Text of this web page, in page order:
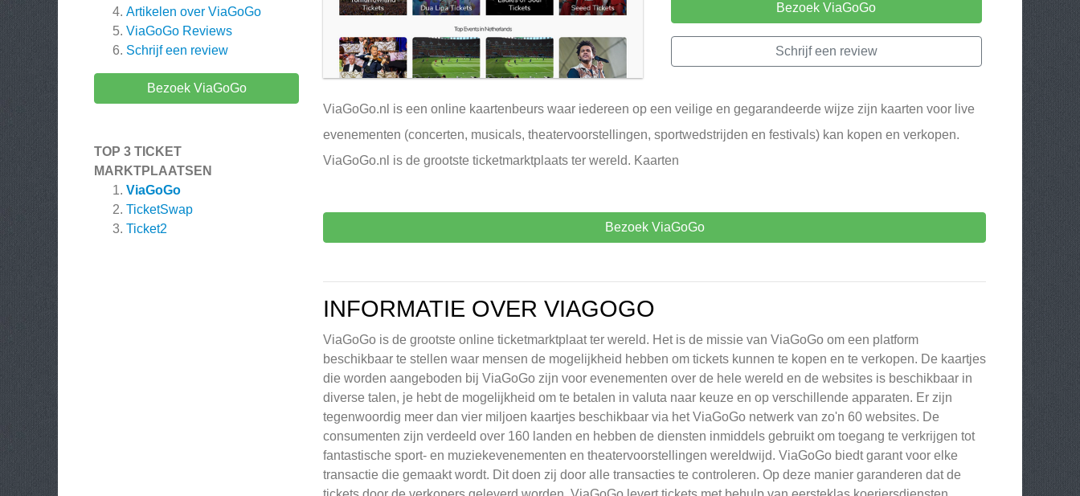
Artikelen over ViaGoGo
ViaGoGo Reviews
Schrijf een review
Bezoek ViaGoGo
TOP 3 TICKET
MARKTPLAATSEN
ViaGoGo
TicketSwap
Ticket2
Bezoek ViaGoGo
Schrijf een review
ViaGoGo.nl is een online kaartenbeurs waar iedereen op een veilige en gegarandeerde wijze zijn kaarten voor live
evenementen (concerten, musicals, theatervoorstellingen, sportwedstrijden en festivals) kan kopen en verkopen.
ViaGoGo.nl is de grootste ticketmarktplaats ter wereld. Kaarten
Bezoek ViaGoGo
INFORMATIE OVER VIAGOGO
ViaGoGo is de grootste online ticketmarktplaat ter wereld. Het is de missie van ViaGoGo om een platform
beschikbaar te stellen waar mensen de mogelijkheid hebben om tickets kunnen te kopen en te verkopen. De kaartjes
die worden aangeboden bij ViaGoGo zijn voor evenementen over de hele wereld en de websites is beschikbaar in
diverse talen, je hebt de mogelijkheid om te betalen in valuta naar keuze en op verschillende apparaten. Er zijn
tegenwoordig meer dan vier miljoen kaartjes beschikbaar via het ViaGoGo netwerk van zo'n 60 websites. De
consumenten zijn verdeeld over 160 landen en hebben de diensten inmiddels gebruikt om toegang te verkrijgen tot
fantastische sport- en muziekevenementen en theatervoorstellingen wereldwijd. ViaGoGo biedt garant voor elke
transactie die gemaakt wordt. Dit doen zij door alle transacties te controleren. Op deze manier garanderen dat de